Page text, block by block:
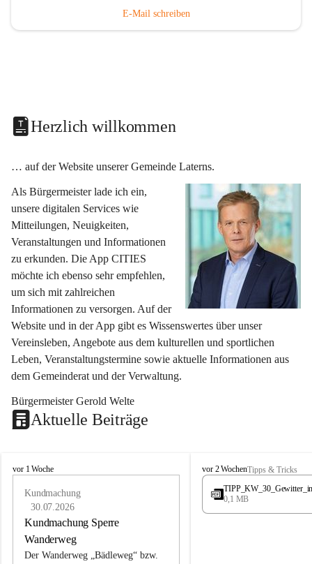
E-Mail schreiben
Herzlich willkommen
… auf der Website unserer Gemeinde Laterns.
Als Bürgermeister lade ich ein,
unsere digitalen Services wie
Mitteilungen, Neuigkeiten,
Veranstaltungen und Informationen
zu erkunden. Die App CITIES
möchte ich ebenso sehr empfehlen,
um sich mit zahlreichen
Informationen zu versorgen. Auf der
Website und in der App gibt es Wissenswertes über unser
Vereinsleben, Angebote aus dem kulturellen und sportlichen
Leben, Veranstaltungstermine sowie aktuelle Informationen aus
dem Gemeinderat und der Verwaltung.
Bürgermeister Gerold Welte
Aktuelle Beiträge
L
vor 1 Woche
Kundmachung
30.07.2026
Kundmachung Sperre
Wanderweg
Der Wanderweg „Bädleweg“ bzw.
L
a
e
vor 2 WochenTipps & Tricks
0,1 MB